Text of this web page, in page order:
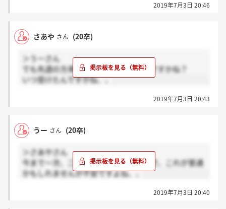
2019年7月3日 20:46
さあや さん (20卒)
＞うーさん
でも先週の方来たってことはどうなんですかね？
いつ受けたんですかね、、
2019年7月3日 20:43
うー さん (20卒)
＞さあやさん
今まで一次、二次と連絡が早すぎたので、これが普通
かもしれませんが不安ですよね、、
2019年7月3日 20:40